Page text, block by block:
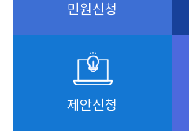
민원신청
제안신청